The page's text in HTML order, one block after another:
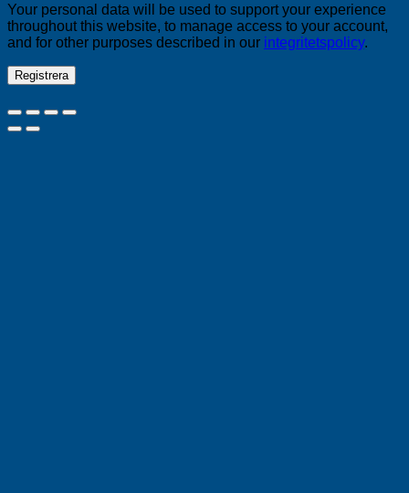
Your personal data will be used to support your experience
throughout this website, to manage access to your account,
and for other purposes described in our integritetspolicy.
Registrera